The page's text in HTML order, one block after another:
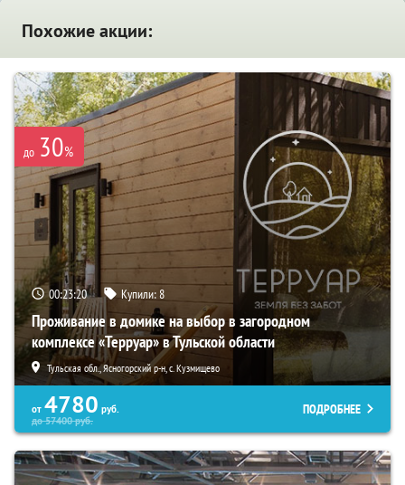
Похожие акции:
до 30%
00:23:19 Купили:8
Проживание в домике на выбор в загородном
комплексе «Терруар» в Тульской области
Тульская обл., Ясногорский р-н, с. Кузмищево
от 4780 руб.
до57400руб.
ПОДРОБНЕЕ